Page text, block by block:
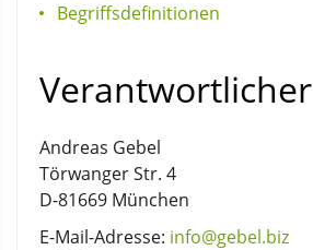
Begriffsdefinitionen
Verantwortlicher
Andreas Gebel
Törwanger Str. 4
D-81669 München
E-Mail-Adresse: info@gebel.biz